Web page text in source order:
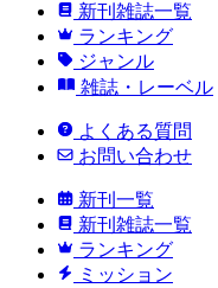
新刊雑誌一覧
ランキング
ジャンル
雑誌・レーベル
よくある質問
お問い合わせ
新刊一覧
新刊雑誌一覧
ランキング
ミッション